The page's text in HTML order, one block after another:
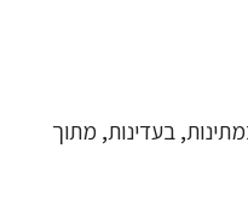
בעדינות, מתוך